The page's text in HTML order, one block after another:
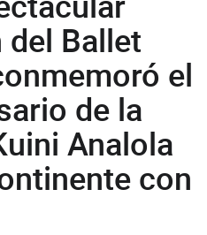
Ballet
el
de la
Analola
con